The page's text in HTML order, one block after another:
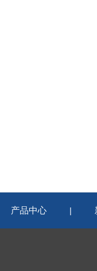
产品中心 |